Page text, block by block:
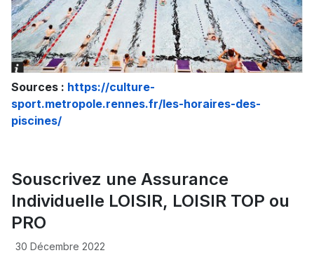
Sources : https://culture-
sport.metropole.rennes.fr/les-horaires-des-
piscines/
Souscrivez une Assurance
Individuelle LOISIR, LOISIR TOP ou
PRO
30 Décembre 2022